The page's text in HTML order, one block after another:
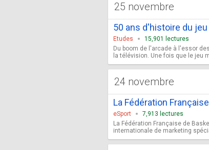
25 novembre
50 ans d'histoire du
Etudes
15,901 lectures
Du boom de l'arcade à l'essor
la télévision. Une fois que le jeu
24 novembre
La Fédération
eSport
7,913 lectures
La Fédération Française de
internationale de marketing